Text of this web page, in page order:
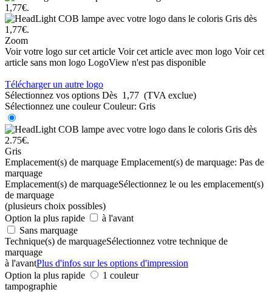
Zoom
Voir votre logo sur cet article Voir cet article avec mon logo Voir cet
article sans mon logo LogoView n'est pas disponible
Télécharger un autre logo
Sélectionnez vos options Dès 1,77 (TVA exclue)
Sélectionnez une couleur Couleur: Gris
Gris
Emplacement(s) de marquage Emplacement(s) de marquage: Pas de
marquage
Emplacement(s) de marquageSélectionnez le ou les emplacement(s)
de marquage
(plusieurs choix possibles)
Option la plus rapide
à l'avant
Sans marquage
Technique(s) de marquageSélectionnez votre technique de
marquage
à l'avantPlus d'infos sur les options d'impression
Option la plus rapide
1 couleur
tampographie